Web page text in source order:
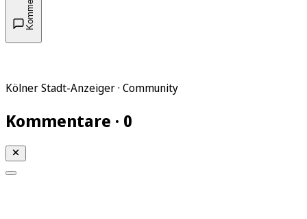
Kölner Stadt-Anzeiger · Community
Kommentare · 0